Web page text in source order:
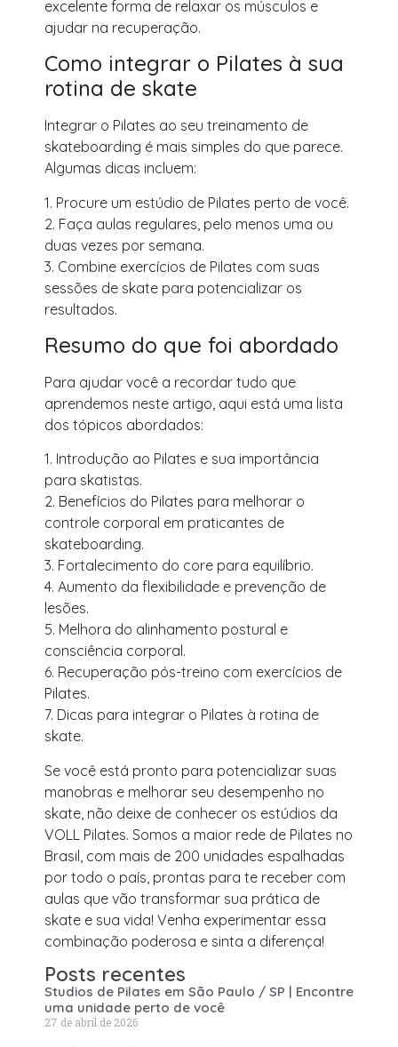
excelente forma de relaxar os músculos e
ajudar na recuperação.
Como integrar o Pilates à sua
rotina de skate
Integrar o Pilates ao seu treinamento de
skateboarding é mais simples do que parece.
Algumas dicas incluem:
1. Procure um estúdio de Pilates perto de você.
2. Faça aulas regulares, pelo menos uma ou
duas vezes por semana.
3. Combine exercícios de Pilates com suas
sessões de skate para potencializar os
resultados.
Resumo do que foi abordado
Para ajudar você a recordar tudo que
aprendemos neste artigo, aqui está uma lista
dos tópicos abordados:
1. Introdução ao Pilates e sua importância
para skatistas.
2. Benefícios do Pilates para melhorar o
controle corporal em praticantes de
skateboarding.
3. Fortalecimento do core para equilíbrio.
4. Aumento da flexibilidade e prevenção de
lesões.
5. Melhora do alinhamento postural e
consciência corporal.
6. Recuperação pós-treino com exercícios de
Pilates.
7. Dicas para integrar o Pilates à rotina de
skate.
Se você está pronto para potencializar suas
manobras e melhorar seu desempenho no
skate, não deixe de conhecer os estúdios da
VOLL Pilates. Somos a maior rede de Pilates no
Brasil, com mais de 200 unidades espalhadas
por todo o país, prontas para te receber com
aulas que vão transformar sua prática de
skate e sua vida! Venha experimentar essa
combinação poderosa e sinta a diferença!
Posts recentes
Studios de Pilates em São Paulo / SP | Encontre
uma unidade perto de você
27 de abril de 2026